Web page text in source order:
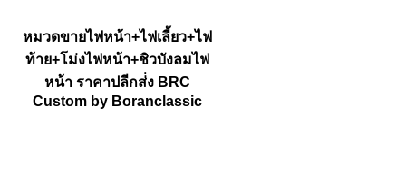
หมวดขายไฟหน้า+ไฟเลี้ยว+ไฟ
ท้าย+โม่งไฟหน้า+ชิวบังลมไฟ
หน้า ราคาปลีกส่่ง BRC
Custom by Boranclassic